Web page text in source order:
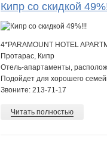
Кипр со скидкой
4*PARAMOUNT HOTEL
Протарас, Кипр
Отель-апартаменты,
Подойдет для хорошего
Звоните: 213-71-17
Читать полностью